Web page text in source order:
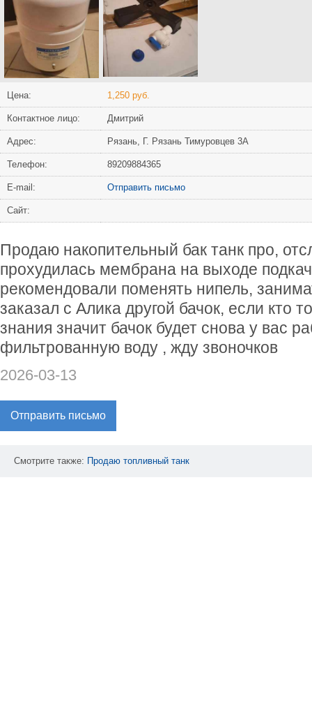
Цена: 1,250 руб.
Контактное лицо: Дмитрий
Адрес: Рязань, Г. Рязань Тимуровцев 3А
Телефон: 89209884365
Е-mail: Отправить письмо
Сайт:
Продаю накопительный бак танк про,
прохудилась мембрана на выходе
рекомендовали поменять нипель,
заказал с Алика другой бачок, если кто
знания значит бачок будет снова у вас
фильтрованную воду , жду звоночков
2026-03-13
Отправить письмо
Смотрите также: Продаю топливный танк